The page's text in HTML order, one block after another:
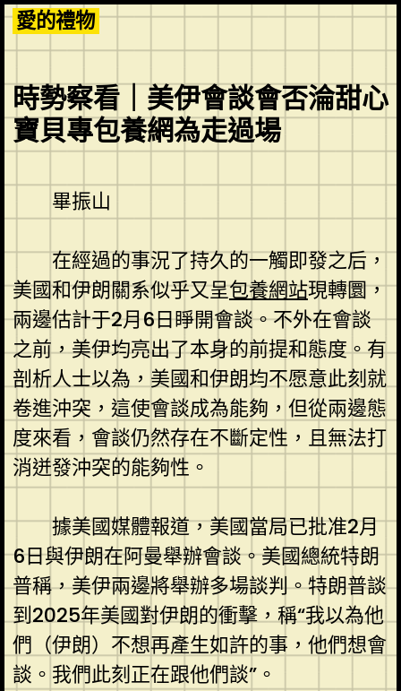
Skip
to
content
愛的禮物
時勢察看｜美伊會談會否淪甜心
寶貝專包養網為走過場
畢振山
在經過的事況了持久的一觸即發之后，
美國和伊朗關系似乎又呈包養網站現轉圜，
兩邊估計于2月6日睜開會談。不外在會談
之前，美伊均亮出了本身的前提和態度。有
剖析人士以為，美國和伊朗均不愿意此刻就
卷進沖突，這使會談成為能夠，但從兩邊態
度來看，會談仍然存在不斷定性，且無法打
消迸發沖突的能夠性。
據美國媒體報道，美國當局已批准2月
6日與伊朗在阿曼舉辦會談。美國總統特朗
普稱，美伊兩邊將舉辦多場談判。特朗普談
到2025年美國對伊朗的衝擊，稱“我以為他
們（伊朗）不想再產生如許的事，他們想會
談。我們此刻正在跟他們談”。